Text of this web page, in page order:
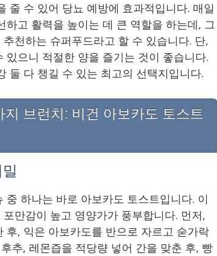
줄 수 있어 당뇨 예방에 효과적입니다. 매일
고 활력을 높이는 데 큰 역할을 하는데, 그
천하는 슈퍼푸드라고 할 수 있습니다. 단,
으니 적절한 양을 즐기는 것이 좋습니다.
둘 다 챙길 수 있는 최고의 선택지입니다.
브런치: 비건 아보카도 토스트
하나는 바로 아보카도 토스트입니다. 이
만감이 높고 영양가가 풍부합니다. 먼저,
, 익은 아보카도를 반으로 자르고 숟가락
추, 레몬즙을 적당량 넣어 간을 맞춘 후, 빵